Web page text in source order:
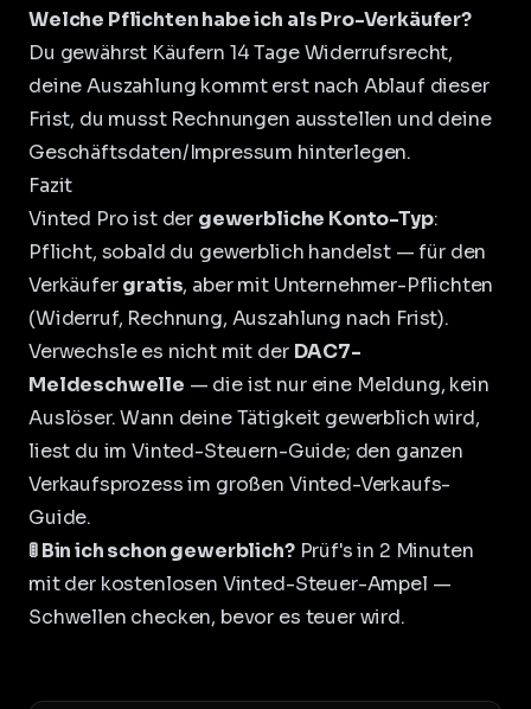
Welche Pflichten habe ich als Pro-Verkäufer?
Du gewährst Käufern 14 Tage Widerrufsrecht,
deine Auszahlung kommt erst nach Ablauf dieser
Frist, du musst Rechnungen ausstellen und deine
Geschäftsdaten/Impressum hinterlegen.
Fazit
Vinted Pro ist der gewerbliche Konto-Typ:
Pflicht, sobald du gewerblich handelst — für den
Verkäufergratis, aber mit Unternehmer-Pflichten
(Widerruf, Rechnung, Auszahlung nach Frist).
Verwechsle es nicht mit der DAC7-
Meldeschwelle — die ist nur eine Meldung, kein
Auslöser. Wann deine Tätigkeit gewerblich wird,
liest du imVinted-Steuern-Guide; den ganzen
Verkaufsprozess im großen Vinted-Verkaufs-
Guide.
🚦 Bin ich schon gewerblich?Prüf's in 2 Minuten
mit der kostenlosen Vinted-Steuer-Ampel —
Schwellen checken, bevor es teuer wird.